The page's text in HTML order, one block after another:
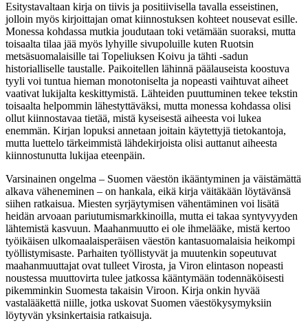
Esitystavaltaan kirja on tiivis ja positiivisella tavalla esseistinen,
jolloin myös kirjoittajan omat kiinnostuksen kohteet nousevat esille.
Monessa kohdassa mutkia joudutaan toki vetämään suoraksi, mutta
toisaalta tilaa jää myös lyhyille sivupoluille kuten Ruotsin
metsäsuomalaisille tai Topeliuksen Koivu ja tähti -sadun
historialliselle taustalle. Paikoitellen lähinnä päälauseista koostuva
tyyli voi tuntua hieman monotoniselta ja nopeasti vaihtuvat aiheet
vaativat lukijalta keskittymistä. Lähteiden puuttuminen tekee tekstin
toisaalta helpommin lähestyttäväksi, mutta monessa kohdassa olisi
ollut kiinnostavaa tietää, mistä kyseisestä aiheesta voi lukea
enemmän. Kirjan lopuksi annetaan joitain käytettyjä tietokantoja,
mutta luettelo tärkeimmistä lähdekirjoista olisi auttanut aiheesta
kiinnostunutta lukijaa eteenpäin.
Varsinainen ongelma – Suomen väestön ikääntyminen ja väistämättä
alkava väheneminen – on hankala, eikä kirja väitäkään löytävänsä
siihen ratkaisua. Miesten syrjäytymisen vähentäminen voi lisätä
heidän arvoaan pariutumismarkkinoilla, mutta ei takaa syntyvyyden
lähtemistä kasvuun. Maahanmuutto ei ole ihmelääke, mistä kertoo
työikäisen ulkomaalaisperäisen väestön kantasuomalaisia heikompi
työllistymisaste. Parhaiten työllistyvät ja muutenkin sopeutuvat
maahanmuuttajat ovat tulleet Virosta, ja Viron elintason nopeasti
noustessa muuttovirta tulee jatkossa kääntymään todennäköisesti
pikemminkin Suomesta takaisin Viroon. Kirja onkin hyvää
vastalääkettä niille, jotka uskovat Suomen väestökysymyksiin
löytyvän yksinkertaisia ratkaisuja.